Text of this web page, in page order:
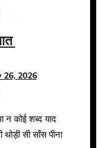
26, 2026
सी साँस पीना